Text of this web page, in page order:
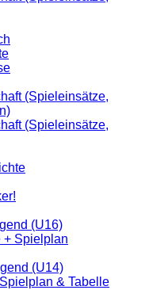
(Spieleinsätze,
(Spieleinsätze,
(U16)
+ Spielplan
(U14)
& Tabelle